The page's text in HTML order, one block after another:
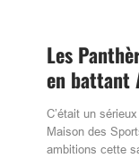
Les
en battant
C’était un
Maison des
ambitions cette